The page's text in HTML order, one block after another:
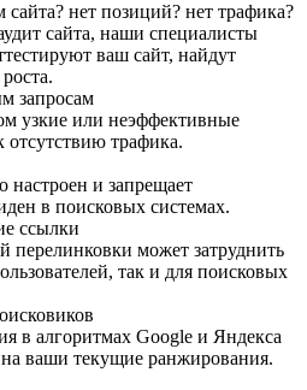
нет позиций? нет трафика?
сайта, наши специалисты
ваш сайт, найдут
запросам
узкие или неэффективные
отсутствию трафика.
настроен и запрещает
в поисковых системах.
ссылки
перелинковки может затруднить
так и для поисковых
в алгоритмах Google и Яндекса
ваши текущие ранжирования.